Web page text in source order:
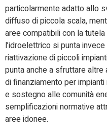
particolarmente adatto allo
diffuso di piccola scala,
aree compatibili con la
l’idroelettrico si punta
riattivazione di piccoli
punta anche a sfruttare
di finanziamento per
e sostegno alle comunità
semplificazioni normative
aree idonee.